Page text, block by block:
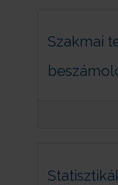
Szakmai